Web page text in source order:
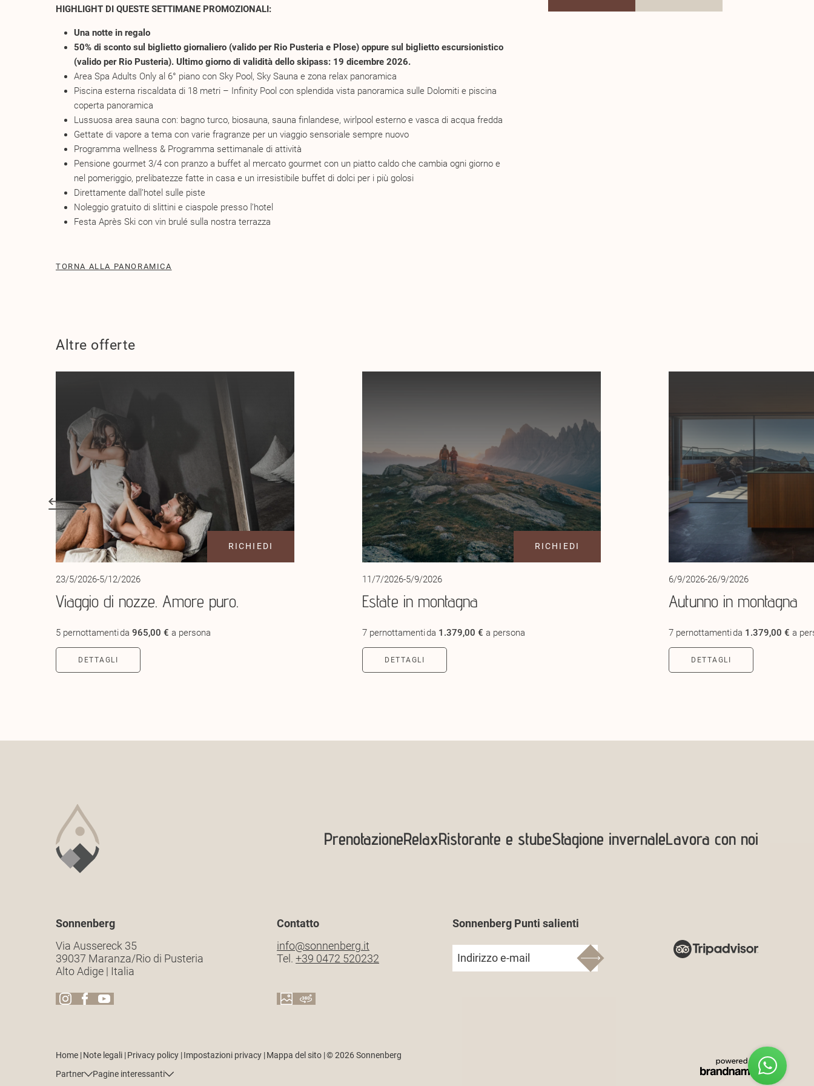
HIGHLIGHT DI QUESTE SETTIMANE PROMOZIONALI:
Una notte in regalo
50% di sconto sul biglietto giornaliero (valido per Rio Pusteria e Plose) oppure sul biglietto escursionistico
(valido per Rio Pusteria). Ultimo giorno di validità dello skipass: 19 dicembre 2026.
Area Spa Adults Only al 6° piano con Sky Pool, Sky Sauna e zona relax panoramica
Piscina esterna riscaldata di 18 metri – Infinity Pool con splendida vista panoramica sulle Dolomiti e piscina
coperta panoramica
Lussuosa area sauna con: bagno turco, biosauna, sauna finlandese, wirlpool esterno e vasca di acqua fredda
Gettate di vapore a tema con varie fragranze per un viaggio sensoriale sempre nuovo
Programma wellness & Programma settimanale di attività
Pensione gourmet 3/4 con pranzo a buffet al mercato gourmet con un piatto caldo che cambia ogni giorno e
nel pomeriggio, prelibatezze fatte in casa e un irresistibile buffet di dolci per i più golosi
Direttamente dall’hotel sulle piste
Noleggio gratuito di slittini e ciaspole presso l’hotel
Festa Après Ski con vin brulé sulla nostra terrazza
TORNA ALLA PANORAMICA
Altre offerte
RICHIEDI
23/5/2026-5/12/2026
Viaggio di nozze. Amore puro.
5 pernottamentida 965,00 € a persona
DETTAGLI
RICHIEDI
11/7/2026-5/9/2026
Estate in montagna
7 pernottamentida 1.379,00 € a persona
DETTAGLI
6/9/2026-26/9/2026
Autunno in montagna
7 pernottamentida 1.379,00 € a
DETTAGLI
PrenotazioneRelaxRistorante e stubeStagione invernaleLavora con noi
Sonnenberg
Via Aussereck 35
39037 Maranza/Rio di Pusteria
Alto Adige | Italia
Contatto
info@sonnenberg.it
Tel. +39 0472 520232
Sonnenberg Punti salienti
Indirizzo e-mail
Home |Note legali |Privacy policy |Impostazioni privacy |Mappa del sito |© 2026 Sonnenberg
Partner
Pagine interessanti